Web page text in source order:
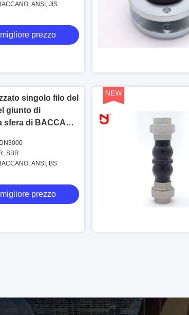
ANSI, JIS
prezzo
singolo filo del
giunto di
di BACCANO
SBR
ANSI, BS
prezzo